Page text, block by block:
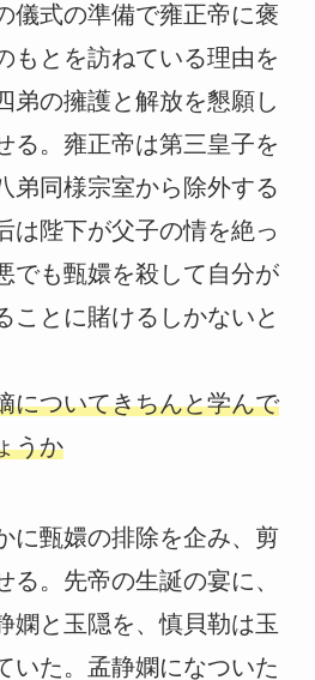
儀式の準備で雍正帝に褒
もとを訪ねている理由を
弟の擁護と解放を懇願し
る。雍正帝は第三皇子を
弟同様宗室から除外する
は陛下が父子の情を絶っ
でも甄嬛を殺して自分が
ことに賭けるしかないと
についてきちんと学んで
うか
に甄嬛の排除を企み、剪
る。先帝の生誕の宴に、
嫻と玉隠を、慎貝勒は玉
いた。孟静嫻になついた